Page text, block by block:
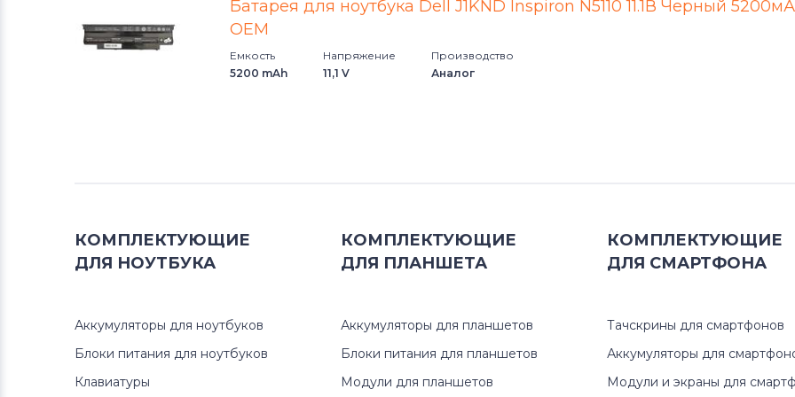
Аккумуляторы для ноутбуков
Клавиатуры
Аккумуляторы для ноутбуков
Аккумуляторы для ноутбуков
Аккумуляторы для ноутбуков
Thunderobot
Аккумуляторы для ноутбуков
G5 Series
Inspiron
13z (1370)
13z
Батарея для ноутбука Dell J1KND Inspiron N5110 11.1В Черный
OEM
Емкость
5200 mAh
Напряжение
11,1 V
Производство
Аналог
КОМПЛЕКТУЮЩИЕ
ДЛЯ НОУТБУКА
Аккумуляторы для ноутбуков
Блоки питания для ноутбуков
Клавиатуры
КОМПЛЕКТУЮЩИЕ
ДЛЯ ПЛАНШЕТА
Аккумуляторы для планшетов
Блоки питания для планшетов
Модули для планшетов
КОМПЛЕКТУЮЩИЕ
ДЛЯ СМАРТФОНА
Тачскрины для смартфонов
Аккумуляторы для
Модули и экраны для